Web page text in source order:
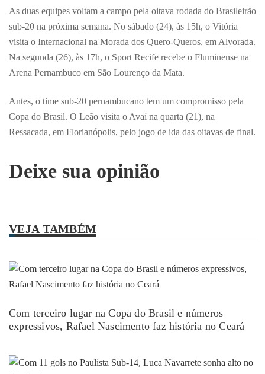
As duas equipes voltam a campo pela oitava rodada do Brasileirão
sub-20 na próxima semana. No sábado (24), às 15h, o Vitória
visita o Internacional na Morada dos Quero-Queros, em Alvorada.
Na segunda (26), às 17h, o Sport Recife recebe o Fluminense na
Arena Pernambuco em São Lourenço da Mata.
Antes, o time sub-20 pernambucano tem um compromisso pela
Copa do Brasil. O Leão visita o Avaí na quarta (21), na
Ressacada, em Florianópolis, pelo jogo de ida das oitavas de final.
Deixe sua opinião
VEJA TAMBÉM
Com terceiro lugar na Copa do Brasil e números
expressivos, Rafael Nascimento faz história no Ceará